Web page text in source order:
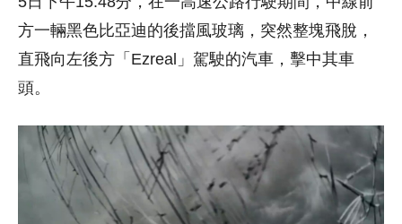
方一輛黑色比亞迪的後擋風玻璃，突然整塊飛脫，
直飛向左後方「Ezreal」駕駛的汽車，擊中其車
頭。